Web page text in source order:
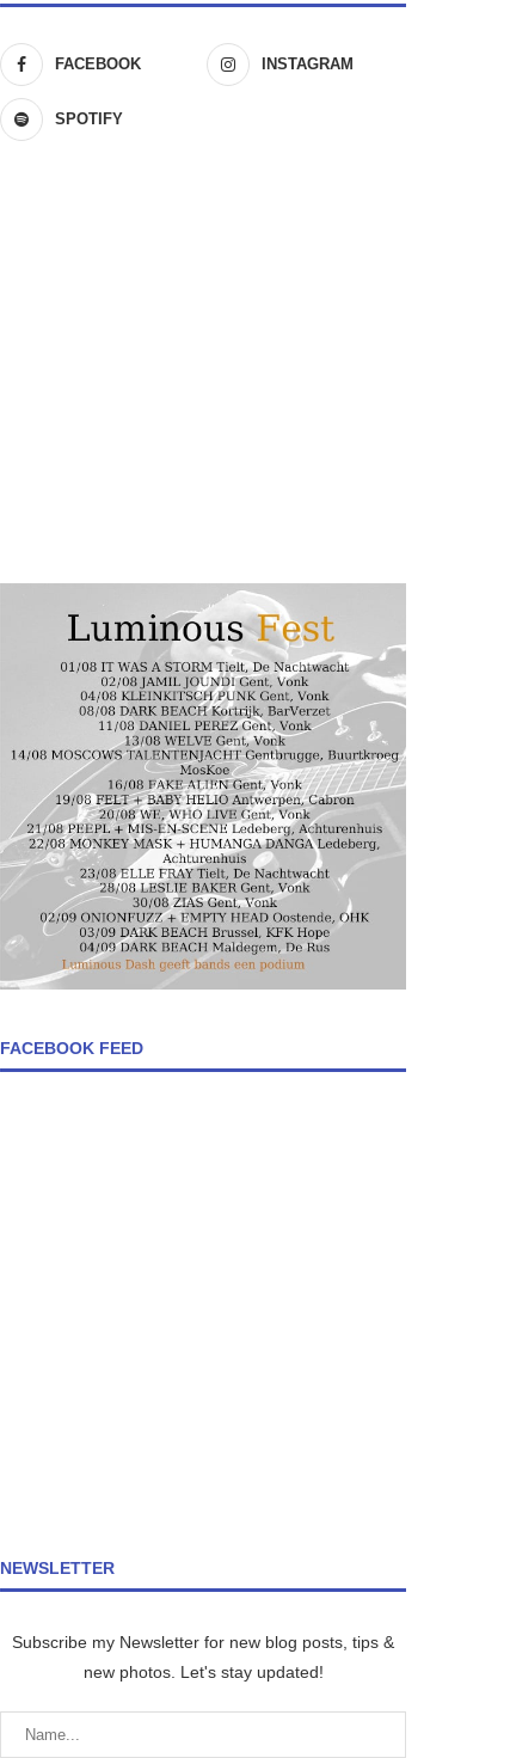
FACEBOOK INSTAGRAM
SPOTIFY
FACEBOOK FEED
NEWSLETTER
Subscribe my Newsletter for new blog posts, tips &
new photos. Let's stay updated!